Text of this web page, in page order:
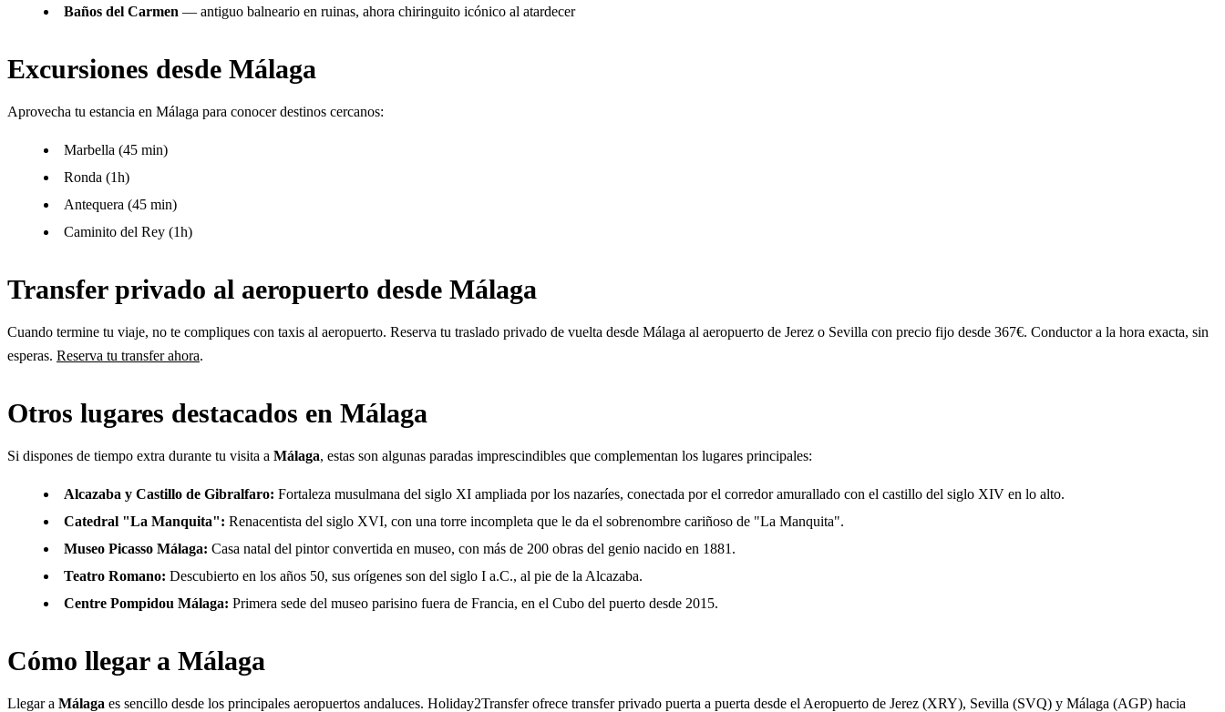
Baños del Carmen — antiguo balneario en ruinas, ahora chiringuito icónico al atardecer
Excursiones desde Málaga
Aprovecha tu estancia en Málaga para conocer destinos cercanos:
Marbella (45 min)
Ronda (1h)
Antequera (45 min)
Caminito del Rey (1h)
Transfer privado al aeropuerto desde Málaga
Cuando termine tu viaje, no te compliques con taxis al aeropuerto. Reserva tu traslado privado de vuelta desde Málaga al aeropuerto de Jerez o Sevilla con precio fijo desde 367€. Conductor a la hora exacta, sin
esperas. Reserva tu transfer ahora.
Otros lugares destacados en Málaga
Si dispones de tiempo extra durante tu visita a Málaga, estas son algunas paradas imprescindibles que complementan los lugares principales:
Alcazaba y Castillo de Gibralfaro: Fortaleza musulmana del siglo XI ampliada por los nazaríes, conectada por el corredor amurallado con el castillo del siglo XIV en lo alto.
Catedral "La Manquita": Renacentista del siglo XVI, con una torre incompleta que le da el sobrenombre cariñoso de "La Manquita".
Museo Picasso Málaga: Casa natal del pintor convertida en museo, con más de 200 obras del genio nacido en 1881.
Teatro Romano: Descubierto en los años 50, sus orígenes son del siglo I a.C., al pie de la Alcazaba.
Centre Pompidou Málaga: Primera sede del museo parisino fuera de Francia, en el Cubo del puerto desde 2015.
Cómo llegar a Málaga
Llegar a Málaga es sencillo desde los principales aeropuertos andaluces. Holiday2Transfer ofrece transfer privado puerta a puerta desde el Aeropuerto de Jerez (XRY), Sevilla (SVQ) y Málaga (AGP) hacia